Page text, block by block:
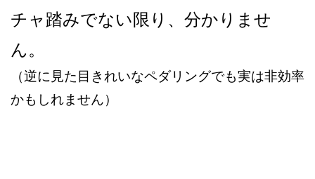
チャ踏みでない限り、分かりませ
ん。
（逆に見た目きれいなペダリングでも実は非効率
かもしれません）